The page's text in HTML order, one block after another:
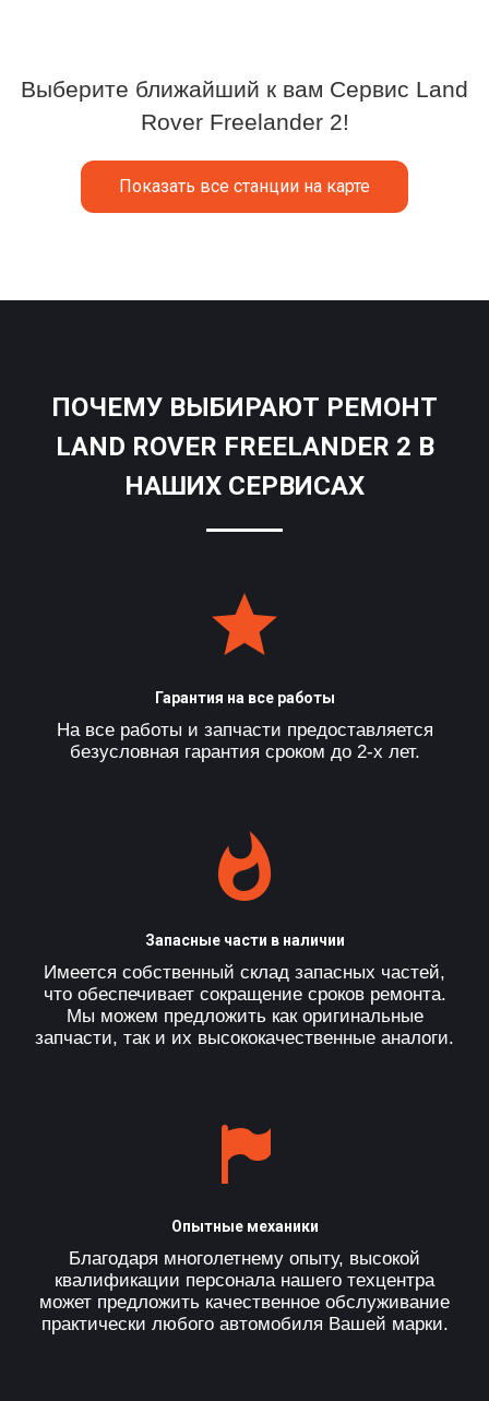
Выберите ближайший к вам Сервис Land
Rover Freelander 2!
Показать все станции на карте
ПОЧЕМУ ВЫБИРАЮТ РЕМОНТ
LAND ROVER FREELANDER 2 В
НАШИХ СЕРВИСАХ
Гарантия на все работы
На все работы и запчасти предоставляется
безусловная гарантия сроком до 2-х лет.
Запасные части в наличии
Имеется собственный склад запасных частей,
что обеспечивает сокращение сроков ремонта.
Мы можем предложить как оригинальные
запчасти, так и их высококачественные аналоги.
Опытные механики
Благодаря многолетнему опыту, высокой
квалификации персонала нашего техцентра
может предложить качественное обслуживание
практически любого автомобиля Вашей марки.